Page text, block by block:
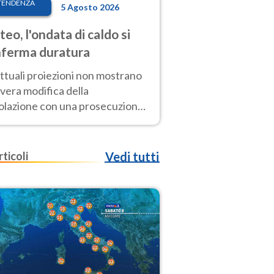
5 Agosto 2026
l'ondata di caldo si
duratura
proiezioni non mostrano
modifica della
con una prosecuzione
fuori scala per molti
Vedi tutti